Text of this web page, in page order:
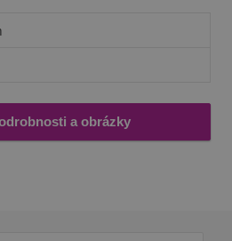
dřeva o tloušťce 28 mm.
a obrázky